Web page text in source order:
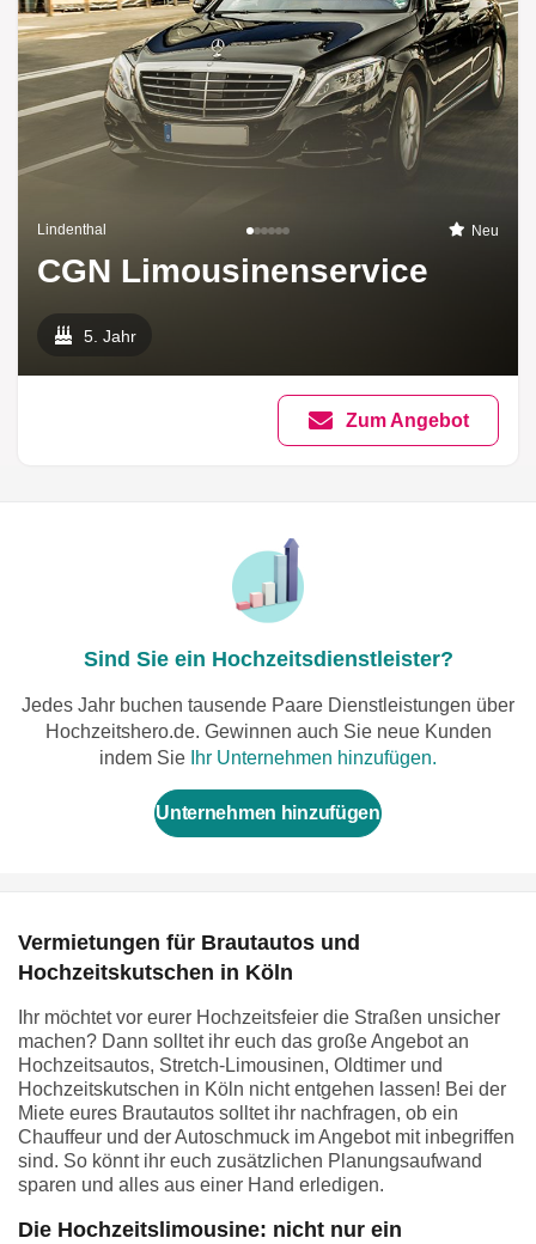
Lindenthal Neu
CGN Limousinenservice
5. Jahr
Zum Angebot
Sind Sie ein Hochzeitsdienstleister?
Jedes Jahr buchen tausende Paare Dienstleistungen über
Hochzeitshero.de. Gewinnen auch Sie neue Kunden
indem Sie Ihr Unternehmen hinzufügen.
Unternehmen hinzufügen
Vermietungen für Brautautos und
Hochzeitskutschen in Köln
Ihr möchtet vor eurer Hochzeitsfeier die Straßen unsicher
machen? Dann solltet ihr euch das große Angebot an
Hochzeitsautos, Stretch-Limousinen, Oldtimer und
Hochzeitskutschen in Köln nicht entgehen lassen! Bei der
Miete eures Brautautos solltet ihr nachfragen, ob ein
Chauffeur und der Autoschmuck im Angebot mit inbegriffen
sind. So könnt ihr euch zusätzlichen Planungsaufwand
sparen und alles aus einer Hand erledigen.
Die Hochzeitslimousine: nicht nur ein